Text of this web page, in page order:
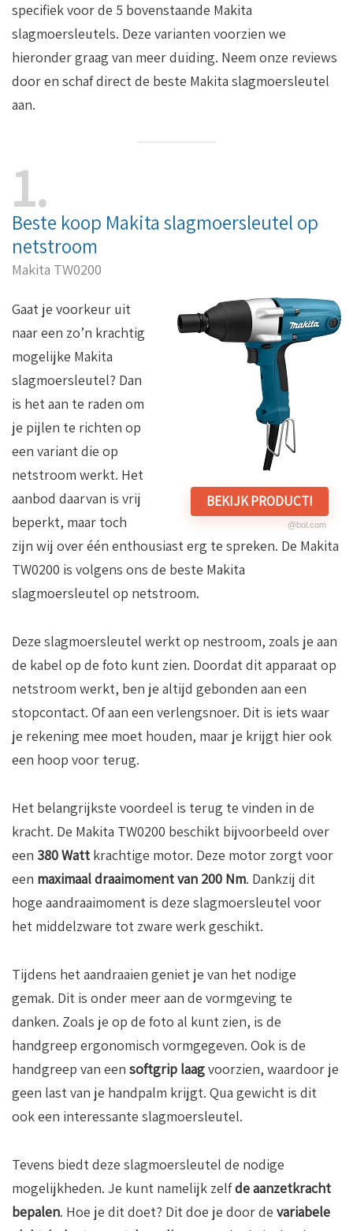
specifiek voor de 5 bovenstaande Makita
slagmoersleutels. Deze varianten voorzien we
hieronder graag van meer duiding. Neem onze reviews
door en schaf direct de beste Makita slagmoersleutel
aan.
1
Beste koop Makita slagmoersleutel op
netstroom
Makita TW0200
BEKIJK PRODUCT!
@bol.com
Gaat je voorkeur uit
naar een zo’n krachtig
mogelijke Makita
slagmoersleutel? Dan
is het aan te raden om
je pijlen te richten op
een variant die op
netstroom werkt. Het
aanbod daarvan is vrij
beperkt, maar toch
zijn wij over één enthousiast erg te spreken. De Makita
TW0200 is volgens ons de beste Makita
slagmoersleutel op netstroom.
Deze slagmoersleutel werkt op nestroom, zoals je aan
de kabel op de foto kunt zien. Doordat dit apparaat op
netstroom werkt, ben je altijd gebonden aan een
stopcontact. Of aan een verlengsnoer. Dit is iets waar
je rekening mee moet houden, maar je krijgt hier ook
een hoop voor terug.
Het belangrijkste voordeel is terug te vinden in de
kracht. De Makita TW0200 beschikt bijvoorbeeld over
een 380 Watt krachtige motor. Deze motor zorgt voor
een maximaal draaimoment van 200 Nm. Dankzij dit
hoge aandraaimoment is deze slagmoersleutel voor
het middelzware tot zware werk geschikt.
Tijdens het aandraaien geniet je van het nodige
gemak. Dit is onder meer aan de vormgeving te
danken. Zoals je op de foto al kunt zien, is de
handgreep ergonomisch vormgegeven. Ook is de
handgreep van een softgrip laagvoorzien, waardoor je
geen last van je handpalm krijgt. Qua gewicht is dit
ook een interessante slagmoersleutel.
Tevens biedt deze slagmoersleutel de nodige
mogelijkheden. Je kunt namelijk zelfde aanzetkracht
bepalen. Hoe je dit doet? Dit doe je door de variabele